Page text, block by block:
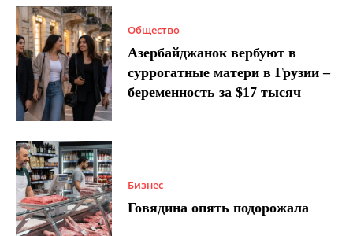
Общество
Азербайджанок вербуют в
суррогатные матери в Грузии –
беременность за $17 тысяч
Бизнес
Говядина опять подорожала